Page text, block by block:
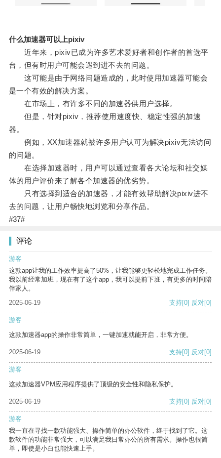
什么加速器可以上pixiv
近年来，pixiv已成为许多艺术爱好者和创作者的首选平
台，但有时用户可能会遇到进不去的问题。
这可能是由于网络问题造成的，此时使用加速器可能会
是一个有效的解决方案。
在市场上，有许多不同的加速器供用户选择。
但是，针对pixiv，推荐使用速度快、稳定性强的加速
器。
例如，XX加速器就被许多用户认可为解决pixiv无法访问
的问题。
在选择加速器时，用户可以通过查看各大论坛和社交媒
体的用户评价来了解各个加速器的优劣势。
只有选择到适合的加速器，才能有效帮助解决pixiv进不
去的问题，让用户畅快地浏览和分享作品。
#37#
评论
游客
这款app让我的工作效率提高了50%，让我能够更轻松地完成工作任务。
我以前经常加班，现在有了这个app，我可以提前下班，有更多的时间陪
伴家人。
2025-06-19
支持[0] 反对[0]
游客
这款加速器app的操作非常简单，一键加速就能开启，非常方便。
2025-06-19 支持[0] 反对[0]
游客
这款加速器VPM应用程序提供了顶级的安全性和隐私保护。
2025-06-19 支持[0] 反对[0]
游客
我一直在寻找一款功能强大、操作简单的办公软件，终于找到了它。这
款软件的功能非常强大，可以满足我日常办公的所有需求。操作也很简
单，即使是小白也能快速上手。